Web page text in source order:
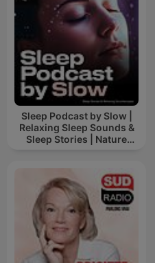
Sleep Podcast by Slow |
Relaxing Sleep Sounds &
Sleep Stories | Nature